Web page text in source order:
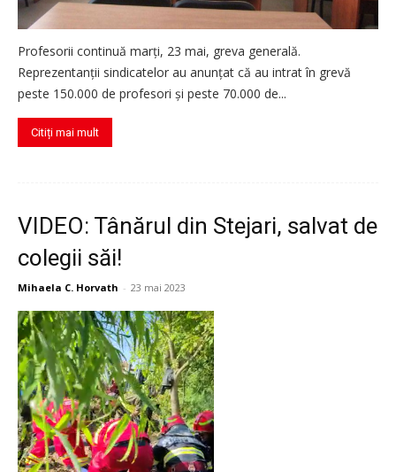
Profesorii continuă marți, 23 mai, greva generală.
Reprezentanții sindicatelor au anunțat că au intrat în grevă
peste 150.000 de profesori și peste 70.000 de...
Citiți mai mult
VIDEO: Tânărul din Stejari, salvat de
colegii săi!
Mihaela C. Horvath - 23 mai 2023